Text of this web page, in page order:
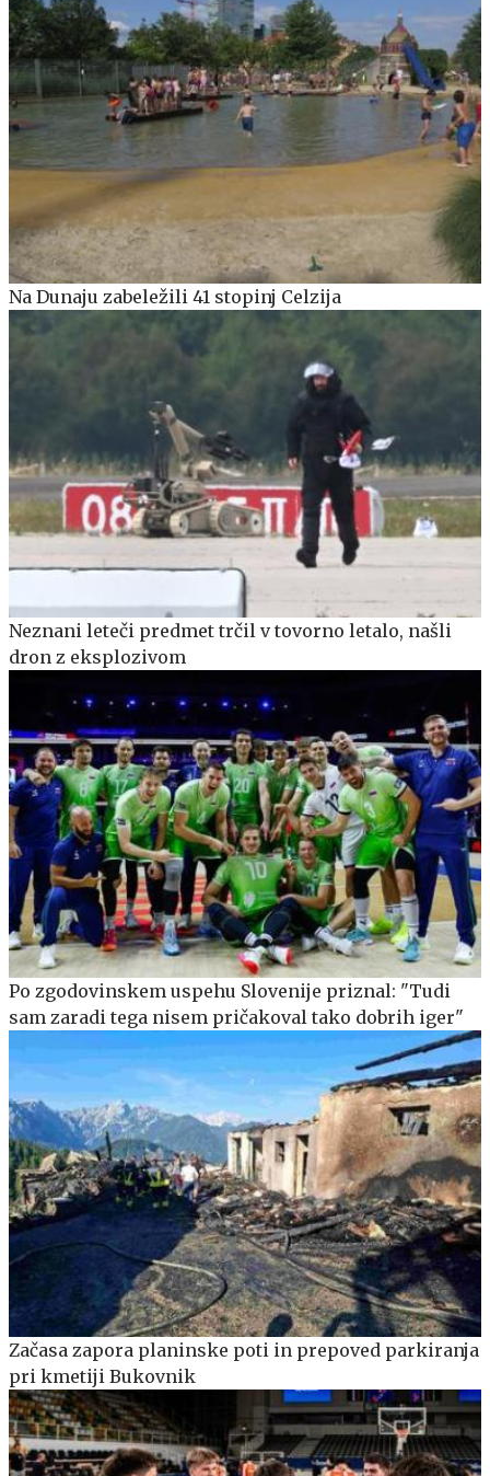
Na Dunaju zabeležili 41 stopinj Celzija
Neznani leteči predmet trčil v tovorno letalo, našli
dron z eksplozivom
Po zgodovinskem uspehu Slovenije priznal: "Tudi
sam zaradi tega nisem pričakoval tako dobrih iger"
Začasa zapora planinske poti in prepoved parkiranja
pri kmetiji Bukovnik